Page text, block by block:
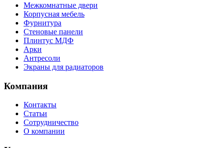
Межкомнатные двери
Корпусная мебель
Фурнитура
Стеновые панели
Плинтус МДФ
Арки
Антресоли
Экраны для радиаторов
Компания
Контакты
Статьи
Сотрудничество
О компании